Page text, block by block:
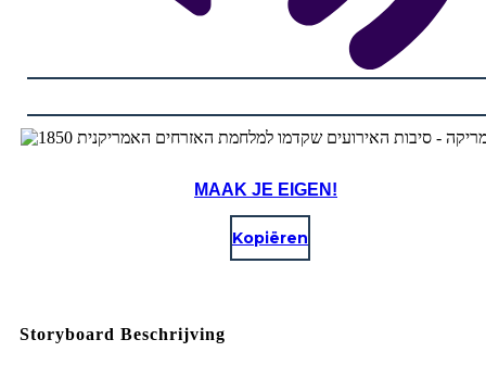
MAAK JE EIGEN!
Kopiëren
Storyboard Beschrijving